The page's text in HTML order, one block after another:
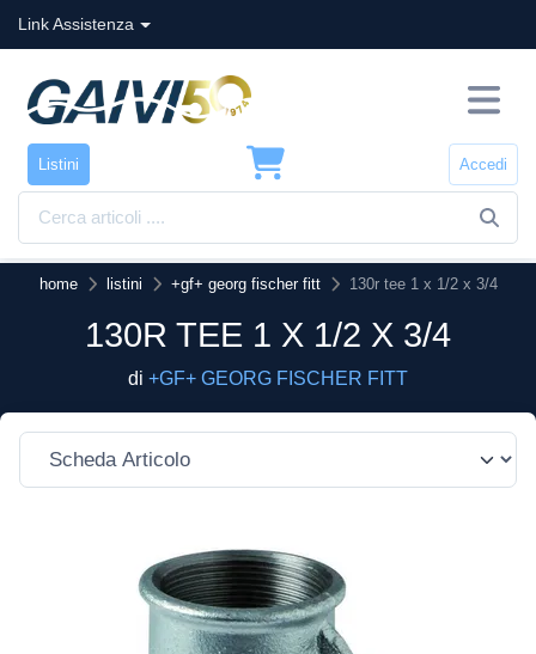
Link Assistenza
Listini Accedi
home listini +gf+ georg fischer fitt 130r tee 1 x 1/2 x 3/4
130R TEE 1 X 1/2 X 3/4
di +GF+ GEORG FISCHER FITT